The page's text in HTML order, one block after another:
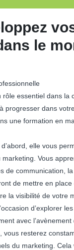
le
rôle essentiel dans la
progresser dans
une formation en
elle vous
Vous
de communication,
de mettre en
la visibilité de votre
d’explorer
avec
resterez
du marketing.